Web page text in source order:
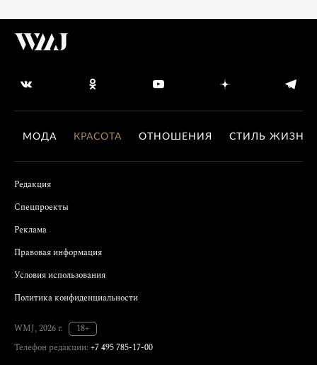
МОДА КРАСОТА ОТНОШЕНИЯ СТИЛЬ ЖИЗНИ
Редакция
Спецпроекты
Реклама
Правовая информация
Условия использования
Политика конфиденциальности
WMJ, 2026 г.
18+
Телефон редакции: +7 495 785-17-00